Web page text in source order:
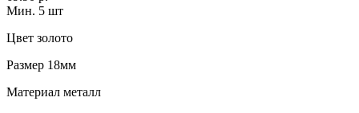
Мин. 5 шт
Цвет золото
Размер 18мм
Материал металл